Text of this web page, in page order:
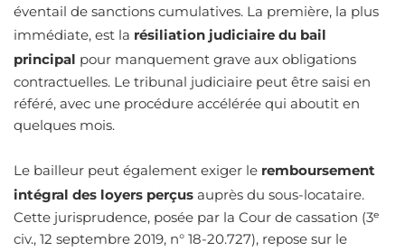
éventail de sanctions cumulatives. La première, la plus
immédiate, est la résiliation judiciaire du bail
principal pour manquement grave aux obligations
contractuelles. Le tribunal judiciaire peut être saisi en
référé, avec une procédure accélérée qui aboutit en
quelques mois.
Le bailleur peut également exiger le remboursement
intégral des loyers perçus auprès du sous-locataire.
Cette jurisprudence, posée par la Cour de cassation (3ᵉ
civ., 12 septembre 2019, n° 18-20.727), repose sur le